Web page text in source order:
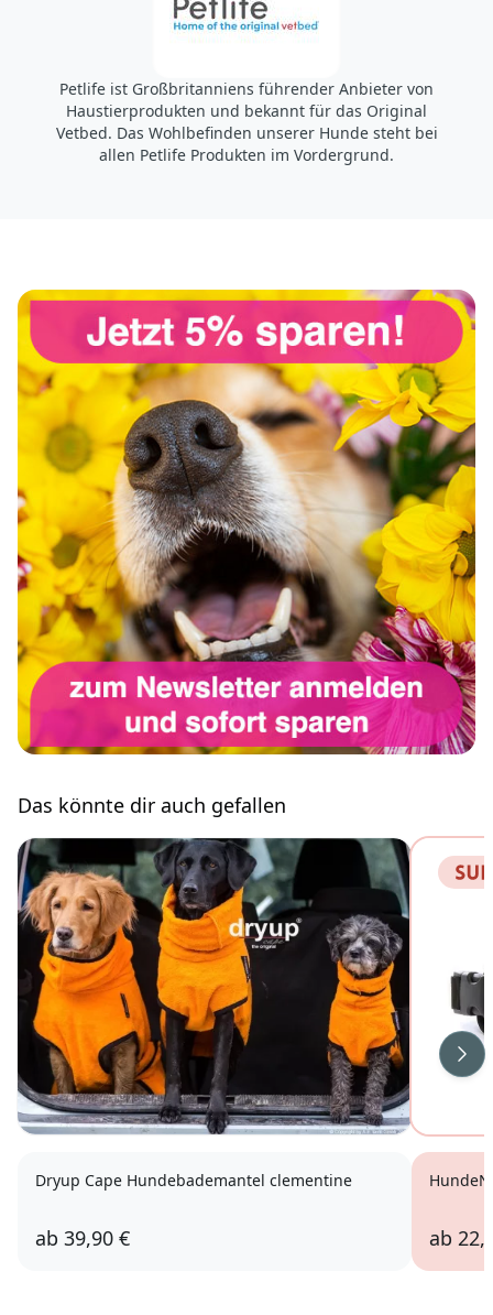
Stahlwerkstraße 34
57555 Mudersbach
info@hundeshop.de
Petlife ist Großbritanniens führender Anbieter von
Haustierprodukten und bekannt für das Original
Vetbed. Das Wohlbefinden unserer Hunde steht bei
allen Petlife Produkten im Vordergrund.
Das könnte dir auch gefallen
Dryup Cape Hundebademantel clementine
ab 39,90 € ab